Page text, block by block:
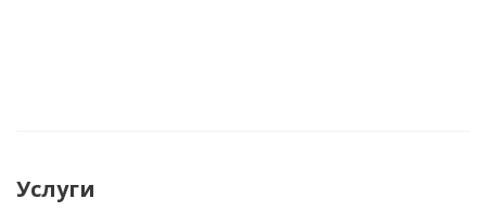
Услуги